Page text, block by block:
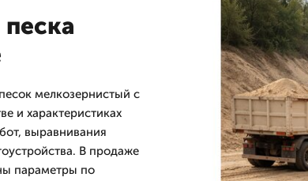
мелкозернистый с
и характеристиках
выравнивания
В продаже
параметры по